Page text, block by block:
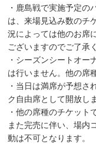
・鹿島戦で実施予定の
は、来場見込み数のチ
況によっては他のお席
ございますのでご了承
・シーズンシートオ
は行いません。他の席
・当日は満席が予想さ
ク自由席として開放しま
・他の席種のチケット
また完売に伴い、場内
動は不可となります。